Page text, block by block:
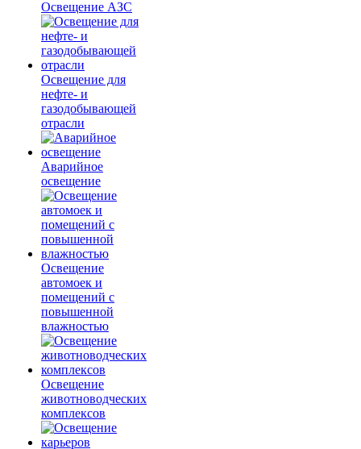
Освещение АЗС
Освещение для
нефте- и
газодобывающей
отрасли
Аварийное
освещение
Освещение
автомоек и
помещений с
повышенной
влажностью
Освещение
животноводческих
комплексов